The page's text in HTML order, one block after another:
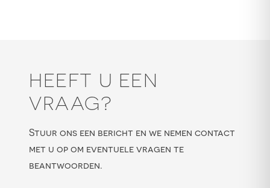
HEEFT U EEN
VRAAG?
Stuur ons een bericht en we nemen contact
met u op om eventuele vragen te
beantwoorden.